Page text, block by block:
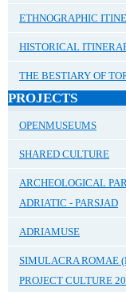
ETHNOGRAPHIC
HISTORICAL
THE BESTIARY OF
PROJECTS
OPENMUSEUMS
SHARED CULTURE
ARCHEOLOGICAL
ADRIATIC - PARSJAD
ADRIAMUSE
SIMULACRA ROMAE
PROJECT CULTURE